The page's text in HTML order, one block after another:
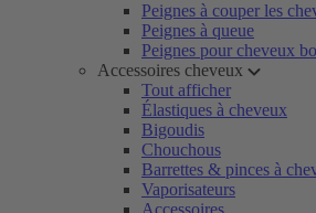
Peignes à couper les
Peignes à queue
Peignes pour cheveux
Accessoires cheveux
Tout afficher
Élastiques à cheveux
Bigoudis
Chouchous
Barrettes & pinces à
Vaporisateurs
Accessoires